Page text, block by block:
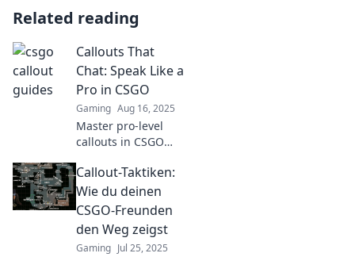
Related reading
Callouts That
Chat: Speak Like a
Pro in CSGO
Gaming Aug 16, 2025
Master pro-level
callouts in CSGO
game! Discover tips
and tricks to
communicate like a
champion.
Callout-Taktiken:
Wie du deinen
CSGO-Freunden
den Weg zeigst
Gaming Jul 25, 2025